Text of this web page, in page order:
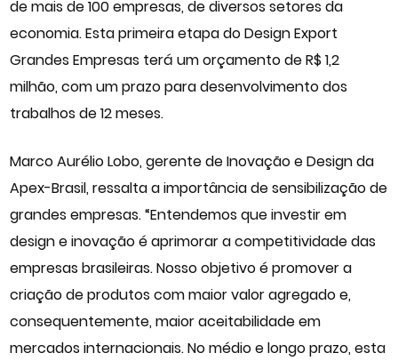
de mais de 100 empresas, de diversos setores da
economia. Esta primeira etapa do Design Export
Grandes Empresas terá um orçamento de R$ 1,2
milhão, com um prazo para desenvolvimento dos
trabalhos de 12 meses.
Marco Aurélio Lobo, gerente de Inovação e Design da
Apex-Brasil, ressalta a importância de sensibilização de
grandes empresas. “Entendemos que investir em
design e inovação é aprimorar a competitividade das
empresas brasileiras. Nosso objetivo é promover a
criação de produtos com maior valor agregado e,
consequentemente, maior aceitabilidade em
mercados internacionais. No médio e longo prazo, esta